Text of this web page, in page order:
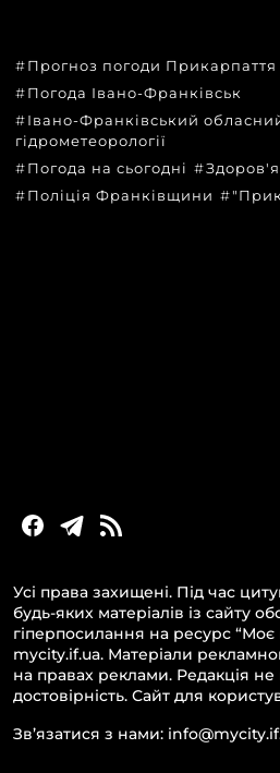
Прогноз погоди Прикарпаття
Погода Івано-Франківськ
Івано-Франківський
гідрометеорології
Погода на сьогодні
Здоров'я
Поліція Франківщини
Усі права захищені. Під час
будь-яких матеріалів із сайту
гіперпосилання на ресурс “Моє
mycity.if.ua. Матеріали
на правах реклами. Редакція не
достовірність. Сайт для
Зв’язатися з нами: